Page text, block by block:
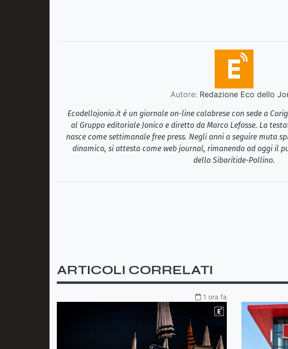
Autore: Redazione Eco dello
Ecodellojonio.it è un giornale on-line calabrese con sede a
al Gruppo editoriale Jonico e diretto da Marco Lefosse. La
nasce come settimanale free press. Negli anni a seguire muta
dinamico, si attesta come web journal, rimanendo ad oggi il
della Sibaritide-Pollino.
ARTICOLI CORRELATI
1 ora fa